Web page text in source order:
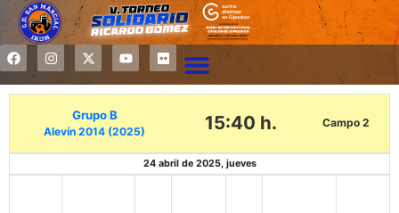
Grupo B
Alevín 2014 (2025) 15:40 h. Campo 2
24 abril de 2025, jueves